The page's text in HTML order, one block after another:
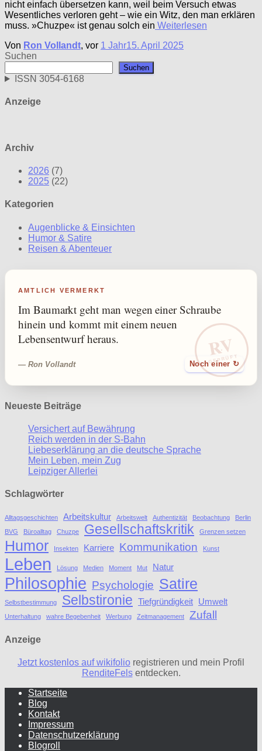
nicht einfach übersetzen kann, weil beim Versuch etwas
Wesentliches verloren geht – wie ein Witz, den man erklären
muss. »Chuzpe« ist genau solch ein Weiterlesen
Von Ron Vollandt, vor 1 Jahr15. April 2025
Suchen
Suchen
ISSN 3054-6168
Anzeige
Archiv
2026 (7)
2025 (22)
Kategorien
Augenblicke & Einsichten
Humor & Satire
Reisen & Abenteuer
RV
GEPRÜFT
AMTLICH VERMERKT
Im Baumarkt geht man wegen einer Schraube
hinein und kommt mit einem neuen
Lebensentwurf heraus.
— Ron Vollandt Noch einer ↻
Neueste Beiträge
Versichert auf Bewährung
Reich werden in der S-Bahn
Liebeserklärung an die deutsche Sprache
Mein Leben, mein Zug
Leipziger Allerlei
Schlagwörter
Alltagsgeschichten Arbeitskultur Arbeitswelt Authentizität Beobachtung
Berlin
BVG
Büroalltag Chuzpe Gesellschaftskritik Grenzen setzen
Humor Insekten Karriere Kommunikation Kunst
Leben Lösung Medien Moment Mut Natur
Philosophie Psychologie Satire
Selbstbestimmung Selbstironie Tiefgründigkeit Umwelt
Unterhaltung wahre Begebenheit Werbung Zeitmanagement Zufall
Anzeige
Jetzt kostenlos auf wikifolio registrieren und mein Profil
RenditeFelsentdecken.
Startseite
Blog
Kontakt
Impressum
Datenschutzerklärung
Blogroll